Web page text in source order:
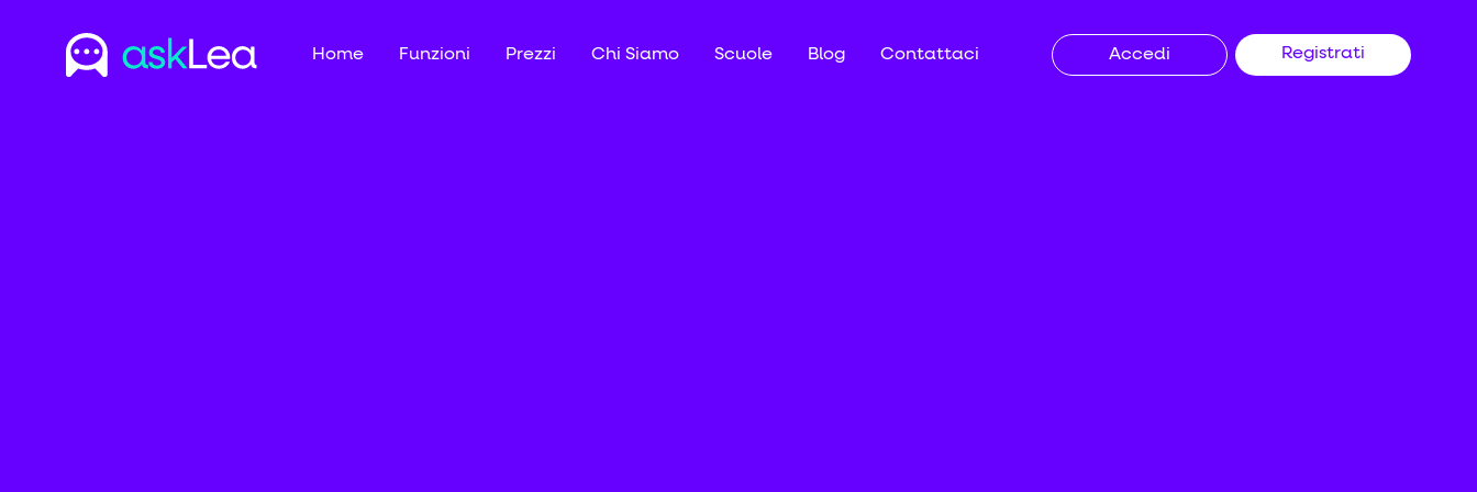
Home Funzioni Prezzi Chi Siamo Scuole Blog Contattaci Accedi Registrati